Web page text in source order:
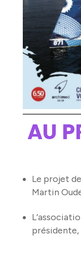
AU
Le projet
Martin
présidente,